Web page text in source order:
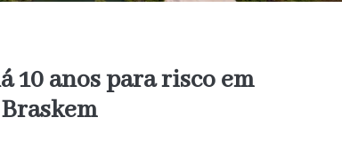
10 anos para risco em